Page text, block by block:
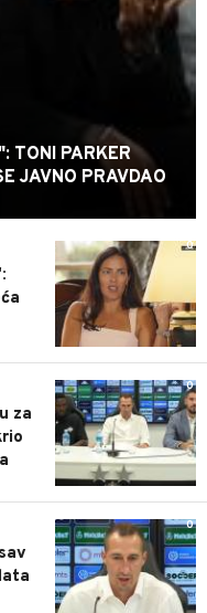
TONI PARKER
JAVNO PRAVDAO
0
0
za
0